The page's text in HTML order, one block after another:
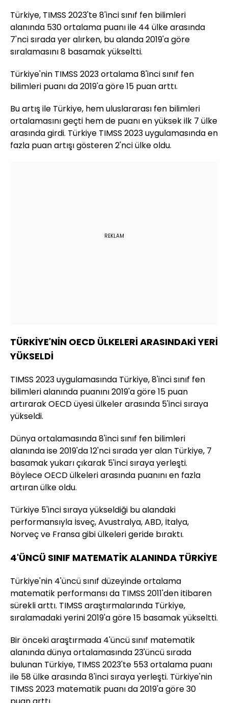
Türkiye, TIMSS 2023'te 8'inci sınıf fen bilimleri
alanında 530 ortalama puanı ile 44 ülke arasında
7'nci sırada yer alırken, bu alanda 2019'a göre
sıralamasını 8 basamak yükseltti.
Türkiye'nin TIMSS 2023 ortalama 8'inci sınıf fen
bilimleri puanı da 2019'a göre 15 puan arttı.
Bu artış ile Türkiye, hem uluslararası fen bilimleri
ortalamasını geçti hem de puanı en yüksek ilk 7 ülke
arasında girdi. Türkiye TIMSS 2023 uygulamasında en
fazla puan artışı gösteren 2'nci ülke oldu.
REKLAM
TÜRKİYE'NİN OECD ÜLKELERİ ARASINDAKİ YERİ
YÜKSELDİ
TIMSS 2023 uygulamasında Türkiye, 8'inci sınıf fen
bilimleri alanında puanını 2019'a göre 15 puan
artırarak OECD üyesi ülkeler arasında 5'inci sıraya
yükseldi.
Dünya ortalamasında 8'inci sınıf fen bilimleri
alanında ise 2019'da 12'nci sırada yer alan Türkiye, 7
basamak yukarı çıkarak 5'inci sıraya yerleşti.
Böylece OECD ülkeleri arasında puanını en fazla
artıran ülke oldu.
Türkiye 5'inci sıraya yükseldiği bu alandaki
performansıyla İsveç, Avustralya, ABD, İtalya,
Norveç ve Fransa gibi ülkeleri geride bıraktı.
4'ÜNCÜ SINIF MATEMATİK ALANINDA TÜRKİYE
Türkiye'nin 4'üncü sınıf düzeyinde ortalama
matematik performansı da TIMSS 2011'den itibaren
sürekli arttı. TIMSS araştırmalarında Türkiye,
sıralamadaki yerini 2019'a göre 15 basamak yükseltti.
Bir önceki araştırmada 4'üncü sınıf matematik
alanında dünya ortalamasında 23'üncü sırada
bulunan Türkiye, TIMSS 2023'te 553 ortalama puanı
ile 58 ülke arasında 8'inci sıraya yerleşti. Türkiye'nin
TIMSS 2023 matematik puanı da 2019'a göre 30